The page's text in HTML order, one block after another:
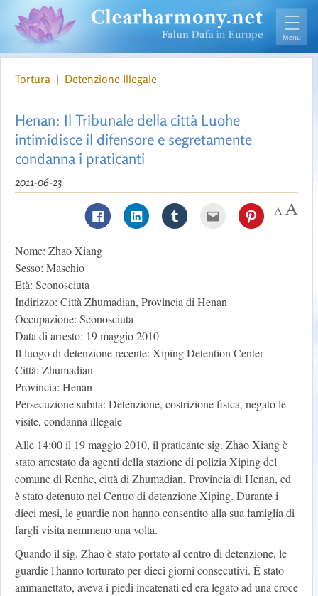
Tortura | Detenzione Illegale
Henan: Il Tribunale della città Luohe
intimidisce il difensore e segretamente
condanna i praticanti
2011-06-23
Nome: Zhao Xiang
Sesso: Maschio
Età: Sconosciuta
Indirizzo: Città Zhumadian, Provincia di Henan
Occupazione: Sconosciuta
Data di arresto: 19 maggio 2010
Il luogo di detenzione recente: Xiping Detention Center
Città: Zhumadian
Provincia: Henan
Persecuzione subita: Detenzione, costrizione fisica, negato le
visite, condanna illegale
Alle 14:00 il 19 maggio 2010, il praticante sig. Zhao Xiang è
stato arrestato da agenti della stazione di polizia Xiping del
comune di Renhe, città di Zhumadian, Provincia di Henan, ed
è stato detenuto nel Centro di detenzione Xiping. Durante i
dieci mesi, le guardie non hanno consentito alla sua famiglia di
fargli visita nemmeno una volta.
Quando il sig. Zhao è stato portato al centro di detenzione, le
guardie l'hanno torturato per dieci giorni consecutivi. È stato
ammanettato, aveva i piedi incatenati ed era legato ad una croce